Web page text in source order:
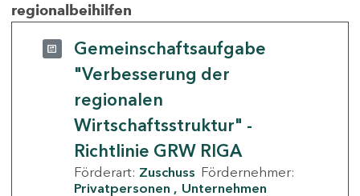
regionalbeihilfen
Gemeinschaftsaufgabe
"Verbesserung der
regionalen
Wirtschaftsstruktur" -
Richtlinie GRW RIGA
Förderart: Zuschuss Fördernehmer:
Privatpersonen
Unternehmen